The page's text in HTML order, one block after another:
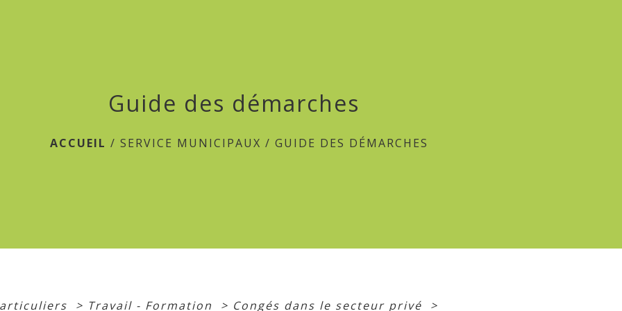
Guide des démarches
ACCUEIL /SERVICE MUNICIPAUX /GUIDE DES DÉMARCHES
> Travail - Formation > Congés dans le secteur privé
>